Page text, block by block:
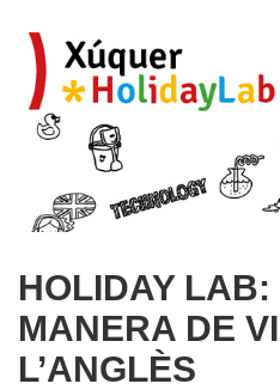
HOLIDAY
MANERA DE
L’ANGLÈS